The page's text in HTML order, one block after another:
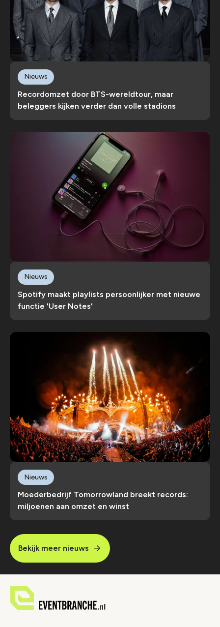
Recordomzet door BTS-wereldtour, maar
beleggers kijken verder dan volle stadions
Nieuws
Spotify maakt playlists persoonlijker met nieuwe
functie 'User Notes'
Nieuws
Moederbedrijf Tomorrowland breekt records:
miljoenen aan omzet en winst
Nieuws
Bekijk meer nieuws